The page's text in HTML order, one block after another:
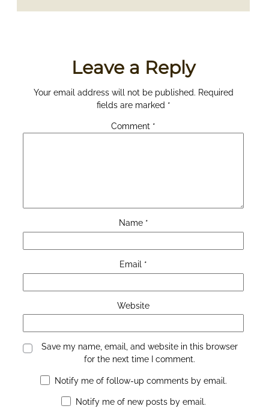
Leave a Reply
Your email address will not be published. Required
fields are marked *
Comment *
Name *
Email *
Website
Save my name, email, and website in this browser
for the next time I comment.
Notify me of follow-up comments by email.
Notify me of new posts by email.